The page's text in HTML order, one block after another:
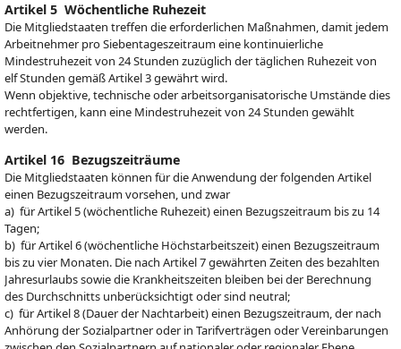
Artikel 5 Wöchentliche Ruhezeit
Die Mitgliedstaaten treffen die erforderlichen Maßnahmen, damit jedem
Arbeitnehmer pro Siebentageszeitraum eine kontinuierliche
Mindestruhezeit von 24 Stunden zuzüglich der täglichen Ruhezeit von
elf Stunden gemäß Artikel 3 gewährt wird.
Wenn objektive, technische oder arbeitsorganisatorische Umstände dies
rechtfertigen, kann eine Mindestruhezeit von 24 Stunden gewählt
werden.
Artikel 16 Bezugszeiträume
Die Mitgliedstaaten können für die Anwendung der folgenden Artikel
einen Bezugszeitraum vorsehen, und zwar
a) für Artikel 5 (wöchentliche Ruhezeit) einen Bezugszeitraum bis zu 14
Tagen;
b) für Artikel 6 (wöchentliche Höchstarbeitszeit) einen Bezugszeitraum
bis zu vier Monaten. Die nach Artikel 7 gewährten Zeiten des bezahlten
Jahresurlaubs sowie die Krankheitszeiten bleiben bei der Berechnung
des Durchschnitts unberücksichtigt oder sind neutral;
c) für Artikel 8 (Dauer der Nachtarbeit) einen Bezugszeitraum, der nach
Anhörung der Sozialpartner oder in Tarifverträgen oder Vereinbarungen